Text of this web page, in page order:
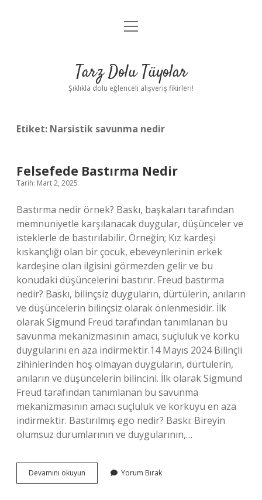
Anasayfa
Yasal Uyarı
menüyü
Tarz Dolu Tüyolar
Şıklıkla dolu eğlenceli alışveriş fikirleri!
Etiket: Narsistik savunma nedir
Felsefede Bastırma Nedir
Tarih: Mart 2, 2025
Bastırma nedir örnek? Baskı, başkaları tarafından
memnuniyetle karşılanacak duygular, düşünceler ve
isteklerle de bastırılabilir. Örneğin; Kız kardeşi
kıskançlığı olan bir çocuk, ebeveynlerinin erkek
kardeşine olan ilgisini görmezden gelir ve bu
konudaki düşüncelerini bastırır. Freud bastırma
nedir? Baskı, bilinçsiz duyguların, dürtülerin, anıların
ve düşüncelerin bilinçsiz olarak önlenmesidir. İlk
olarak Sigmund Freud tarafından tanımlanan bu
savunma mekanizmasının amacı, suçluluk ve korku
duygularını en aza indirmektir.14 Mayıs 2024 Bilinçli
zihinlerinden hoş olmayan duyguların, dürtülerin,
anıların ve düşüncelerin bilincini. İlk olarak Sigmund
Freud tarafından tanımlanan bu savunma
mekanizmasının amacı suçluluk ve korkuyu en aza
indirmektir. Bastırılmış ego nedir? Baskı: Bireyin
olumsuz durumlarının ve duygularının,…
Devamını okuyun Felsefede
Bastırma
Yorum Bırak